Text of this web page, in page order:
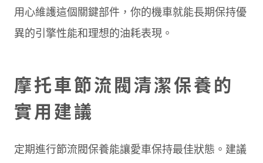
用心維護這個關鍵部件，你的機車就能長期保持優
異的引擎性能和理想的油耗表現。
摩托車節流閥清潔保養的
實用建議
定期進行節流閥保養能讓愛車保持最佳狀態。建議